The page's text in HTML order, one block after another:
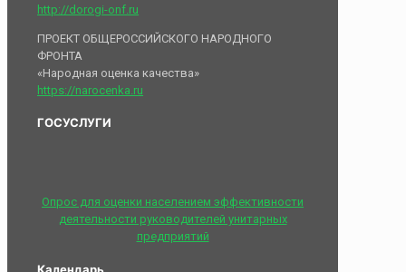
http://dorogi-onf.ru
ПРОЕКТ ОБЩЕРОССИЙСКОГО НАРОДНОГО
ФРОНТА
«Народная оценка качества»
https://narocenka.ru
ГОСУСЛУГИ
Опрос для оценки населением эффективности
деятельности руководителей унитарных
предприятий
Календарь